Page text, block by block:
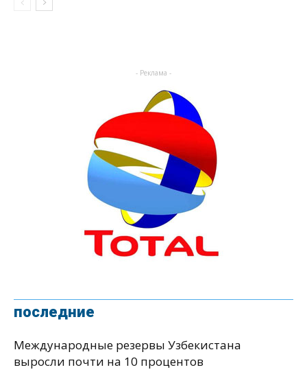
- Реклама -
последние
Международные резервы Узбекистана
выросли почти на 10 процентов